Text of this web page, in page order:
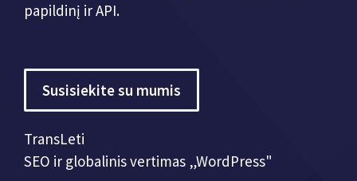
papildinį ir API.
Susisiekite su mumis
TransLeti
SEO ir globalinis vertimas „WordPress"